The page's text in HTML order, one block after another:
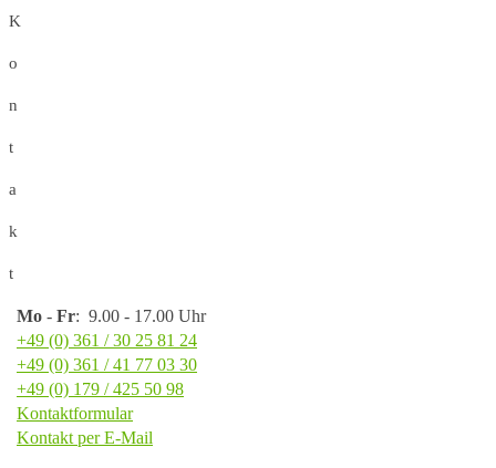
K
o
n
t
a
k
t
Mo - Fr: 9.00 - 17.00 Uhr
+49 (0) 361 / 30 25 81 24
+49 (0) 361 / 41 77 03 30
+49 (0) 179 / 425 50 98
Kontaktformular
Kontakt per E-Mail